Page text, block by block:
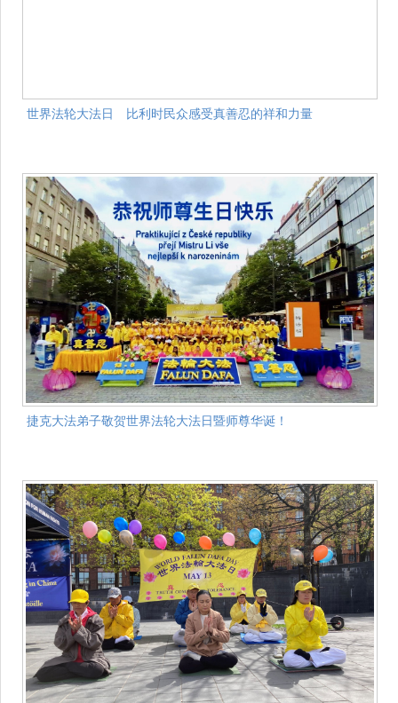
世界法轮大法日 比利时民众感受真善忍的祥和力量
捷克大法弟子敬贺世界法轮大法日暨师尊华诞！